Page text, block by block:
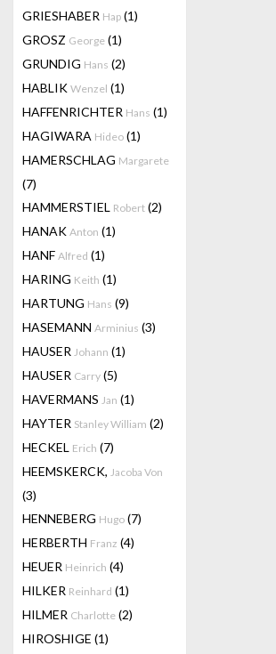
GRIESHABER Hap (1)
GROSZ George (1)
GRUNDIG Hans (2)
HABLIK Wenzel (1)
HAFFENRICHTER Hans (1)
HAGIWARA Hideo (1)
HAMERSCHLAG Margarete
(7)
HAMMERSTIEL Robert (2)
HANAK Anton (1)
HANF Alfred (1)
HARING Keith (1)
HARTUNG Hans (9)
HASEMANN Arminius (3)
HAUSER Johann (1)
HAUSER Carry (5)
HAVERMANS Jan (1)
HAYTER Stanley William (2)
HECKEL Erich (7)
HEEMSKERCK, Jacoba Von
(3)
HENNEBERG Hugo (7)
HERBERTH Franz (4)
HEUER Heinrich (4)
HILKER Reinhard (1)
HILMER Charlotte (2)
HIROSHIGE (1)